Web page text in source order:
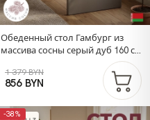
Обеденный стол Гамбург из
массива сосны серый дуб 160 см
1 379 BYN
856 BYN
-38%